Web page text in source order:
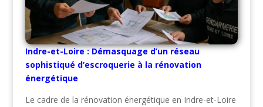
Indre-et-Loire : Démasquage d’un réseau
sophistiqué d’escroquerie à la rénovation
énergétique
Le cadre de la rénovation énergétique en Indre-et-Loire